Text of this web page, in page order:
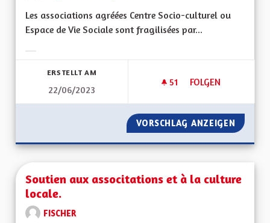
Les associations agréées Centre Socio-culturel ou
Espace de Vie Sociale sont fragilisées par...
ERSTELLT AM
22/06/2023
51 51 FOLLOWER
FOLGEN
SOUTIENT DE LA
VORSCHLAG ANZEIGEN
Soutien aux associtations et à la culture
locale.
FISCHER